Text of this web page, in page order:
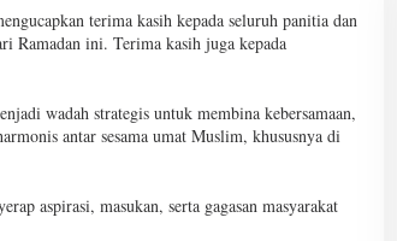
terima kasih kepada seluruh panitia dan
Ramadan ini. Terima kasih juga kepada
wadah strategis untuk membina kebersamaan,
antar sesama umat Muslim, khususnya di
aspirasi, masukan, serta gagasan masyarakat